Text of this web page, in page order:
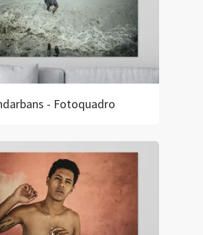
- Fotoquadro